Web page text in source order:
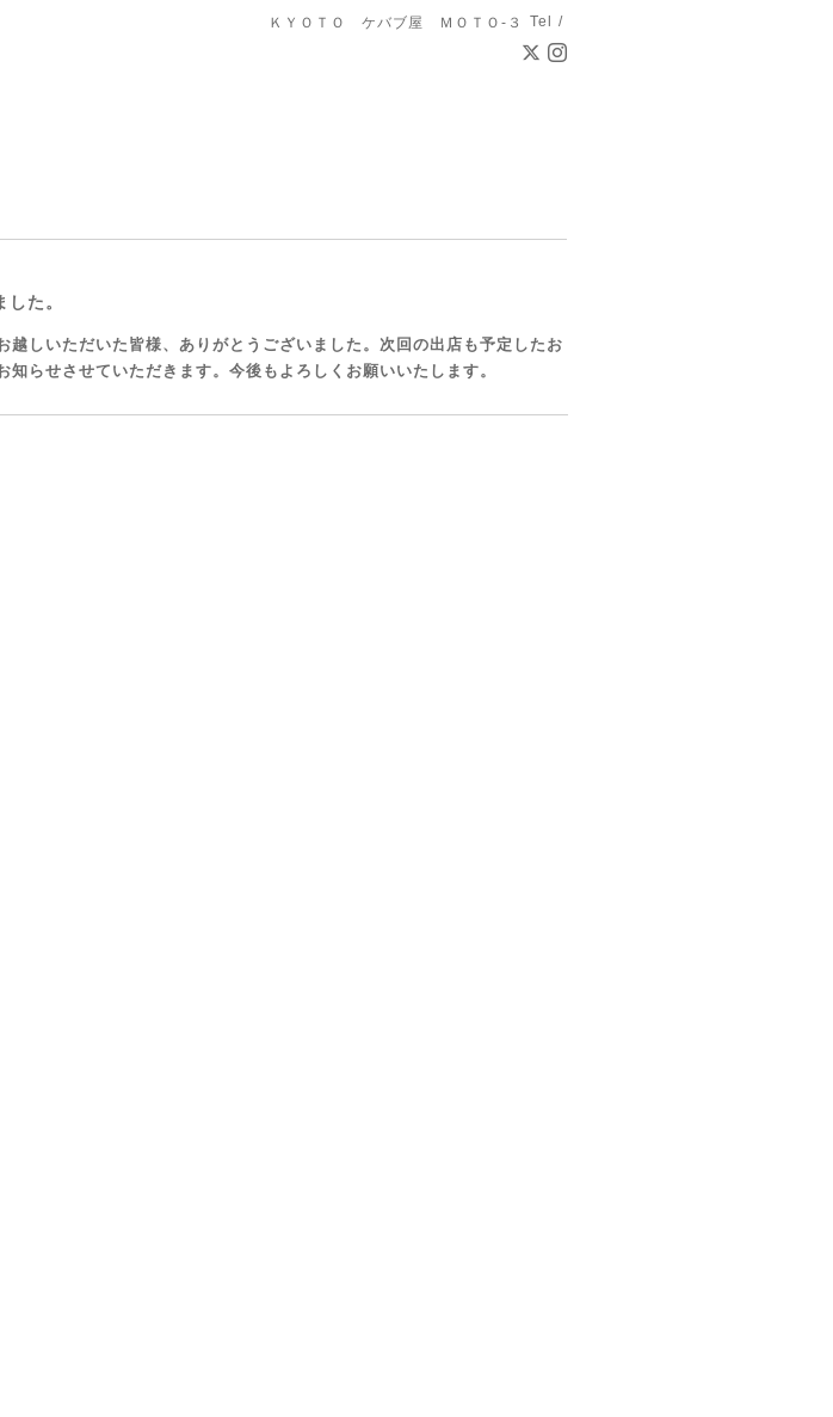
ＫＹＯＴＯ ケバブ屋 ＭＯＴＯ-３ Tel /
た。
越しいただいた皆様、ありがとうございました。次回の出店も予定したお
知らせさせていただきます。今後もよろしくお願いいたします。